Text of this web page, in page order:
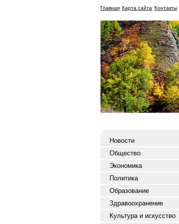
Главная Карта сайта Контакты
Новости
Общество
Экономика
Политика
Образование
Здравоохранение
Культура и искусство